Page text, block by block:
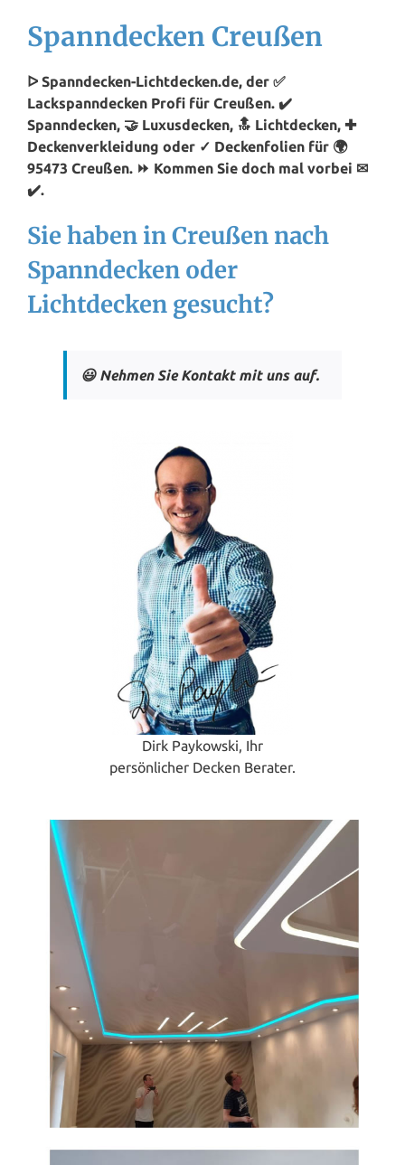
Spanndecken Creußen
ᐅ Spanndecken-Lichtdecken.de, der ✅
Lackspanndecken Profi für Creußen. ✔️
Spanndecken, 🤝 Luxusdecken, 🔝 Lichtdecken, ✚
Deckenverkleidung oder ✓ Deckenfolien für 🌍
95473 Creußen. ⏩ Kommen Sie doch mal vorbei ✉
✔️.
Sie haben in Creußen nach
Spanndecken oder
Lichtdecken gesucht?
😃 Nehmen Sie Kontakt mit uns auf.
Dirk Paykowski, Ihr
persönlicher Decken Berater.